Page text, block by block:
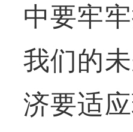
中要牢
我们的
济要适